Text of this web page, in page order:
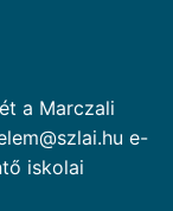
a Marczali
e-
iskolai